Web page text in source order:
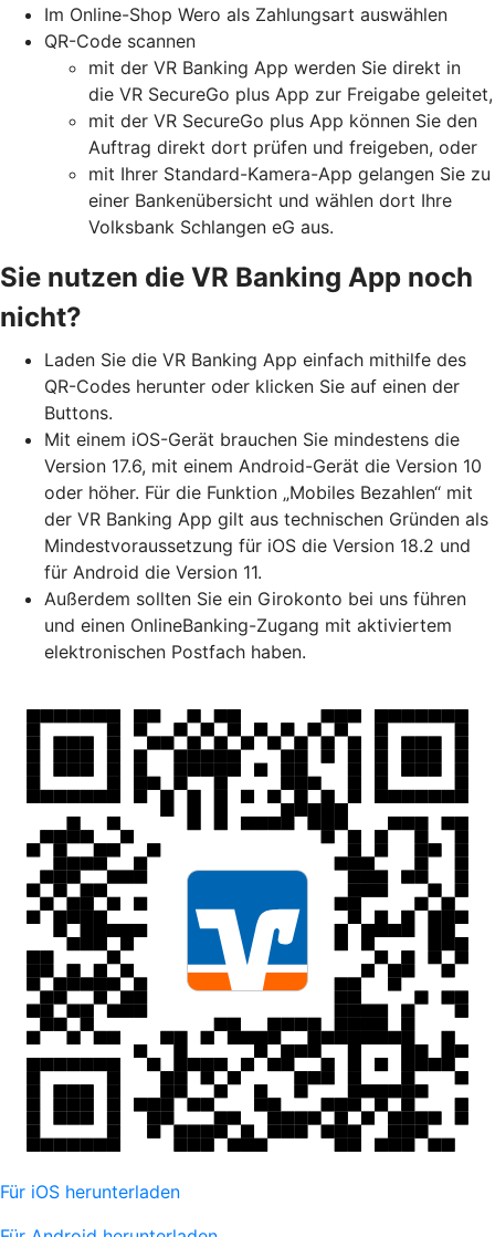
Im Online-Shop Wero als Zahlungsart auswählen
QR-Code scannen
mit der VR Banking App werden Sie direkt in
die VR SecureGo plus App zur Freigabe geleitet,
mit der VR SecureGo plus App können Sie den
Auftrag direkt dort prüfen und freigeben, oder
mit Ihrer Standard-Kamera-App gelangen Sie zu
einer Bankenübersicht und wählen dort Ihre
Volksbank Schlangen eG aus.
Sie nutzen die VR Banking App noch
nicht?
Laden Sie die VR Banking App einfach mithilfe des
QR-Codes herunter oder klicken Sie auf einen der
Buttons.
Mit einem iOS-Gerät brauchen Sie mindestens die
Version 17.6, mit einem Android-Gerät die Version 10
oder höher. Für die Funktion „Mobiles Bezahlen“ mit
der VR Banking App gilt aus technischen Gründen als
Mindestvoraussetzung für iOS die Version 18.2 und
für Android die Version 11.
Außerdem sollten Sie ein Girokonto bei uns führen
und einen OnlineBanking-Zugang mit aktiviertem
elektronischen Postfach haben.
Für iOS herunterladen